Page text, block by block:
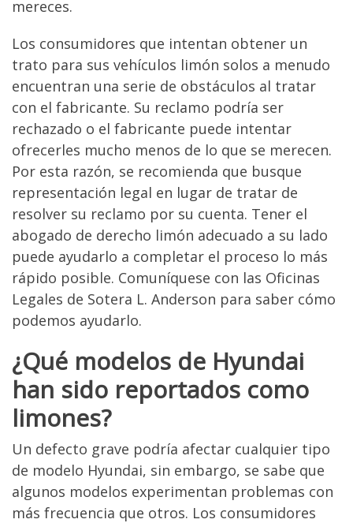
mereces.
Los consumidores que intentan obtener un
trato para sus vehículos limón solos a menudo
encuentran una serie de obstáculos al tratar
con el fabricante. Su reclamo podría ser
rechazado o el fabricante puede intentar
ofrecerles mucho menos de lo que se merecen.
Por esta razón, se recomienda que busque
representación legal en lugar de tratar de
resolver su reclamo por su cuenta. Tener el
abogado de derecho limón adecuado a su lado
puede ayudarlo a completar el proceso lo más
rápido posible. Comuníquese con las Oficinas
Legales de Sotera L. Anderson para saber cómo
podemos ayudarlo.
¿Qué modelos de Hyundai
han sido reportados como
limones?
Un defecto grave podría afectar cualquier tipo
de modelo Hyundai, sin embargo, se sabe que
algunos modelos experimentan problemas con
más frecuencia que otros. Los consumidores